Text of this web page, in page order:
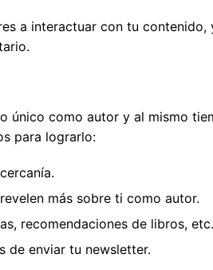
a interactuar con tu contenido,
único como autor y al mismo
para lograrlo:
más sobre ti como autor.
recomendaciones de libros, etc.
de enviar tu newsletter.